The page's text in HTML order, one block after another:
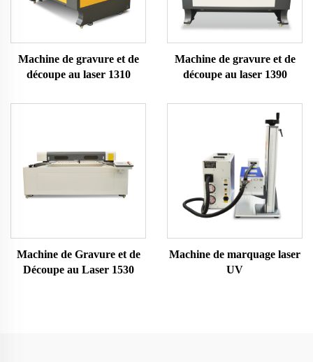
Machine de gravure et de
découpe au laser 1310
Machine de gravure et de
découpe au laser 1390
Machine de Gravure et de
Découpe au Laser 1530
Machine de marquage laser
UV